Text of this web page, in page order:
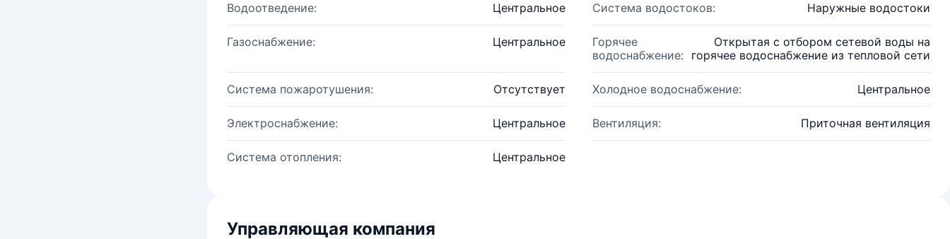
Водоотведение: Центральное Система водостоков: Наружные водостоки
Газоснабжение: Центральное
Горячее
водоснабжение:
Открытая с отбором сетевой воды на
горячее водоснабжение из тепловой сети
Система пожаротушения: Отсутствует Холодное водоснабжение: Центральное
Электроснабжение: Центральное Вентиляция: Приточная вентиляция
Система отопления: Центральное
Управляющая компания